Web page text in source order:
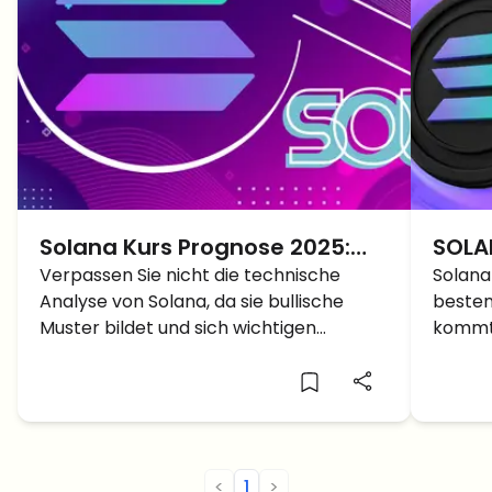
Solana Kurs Prognose 2025:
SOL Kursausbruch auf Neues
ATH durch Cup and Handle
Muster
Verpassen Sie nicht die technische
Analyse von Solana, da sie bullische
Muster bildet und sich wichtigen
Widerstandsniveaus nähert, was auf